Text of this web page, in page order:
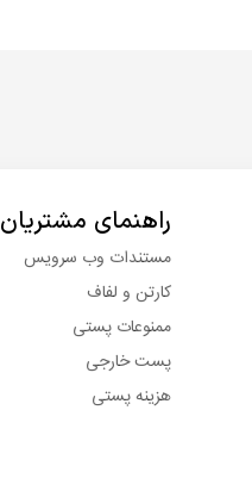
راهنمای مشتریان
مستندات وب سرویس
کارتن و لفاف
ممنوعات پستی
پست خارجی
هزینه پستی